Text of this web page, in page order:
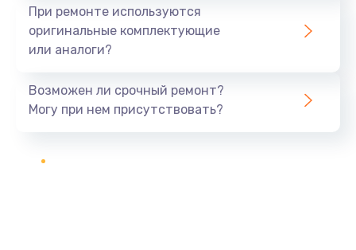
При ремонте используются
оригинальные комплектующие
или аналоги?
Возможен ли срочный ремонт?
Могу при нем присутствовать?